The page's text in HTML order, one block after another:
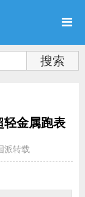
轻金属跑表
派转载